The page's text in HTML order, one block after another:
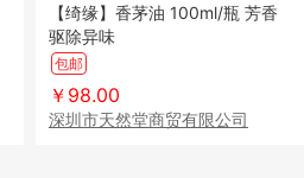
【绮缘】香茅油 100ml/瓶 芳香
驱除异味
包邮
￥98.00
深圳市天然堂商贸有限公司